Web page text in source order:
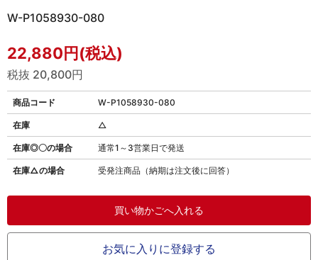
W-P1058930-080
22,880円(税込)
税抜 20,800円
商品コード W-P1058930-080
在庫◎〇の場合 通常1～3営業日で発送
在庫△の場合 受発注商品（納期は注文後に回答）
在庫 △
お気に入りに登録する